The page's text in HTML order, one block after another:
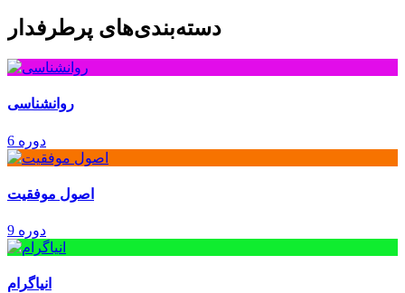
دسته‌بندی‌های پرطرفدار
روانشناسی
6 دوره
اصول موفقیت
9 دوره
انیاگرام